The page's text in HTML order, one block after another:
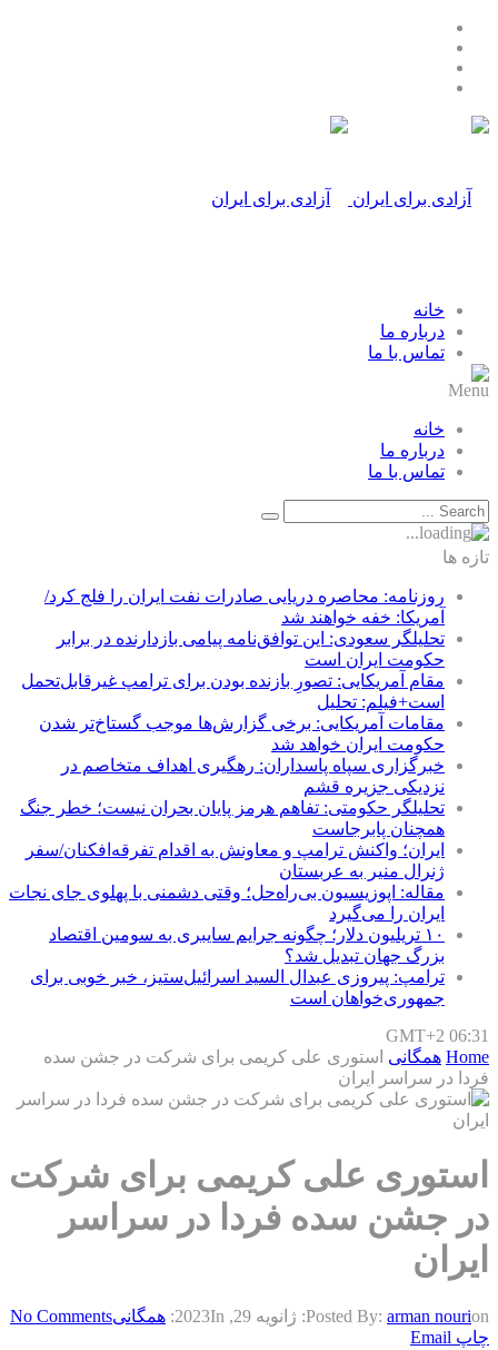
خانه
درباره ما
تماس با ما
Menu
خانه
درباره ما
تماس با ما
تازه ها
روزنامه: محاصره دریایی صادرات نفت ایران را فلج کرد/
آمریکا: خفه خواهند شد
تحلیلگر سعودی: این توافق‌نامه پیامی بازدارنده در برابر
حکومت ایران است
مقام آمریکایی: تصورِ بازنده بودن برای ترامپ غیرقابل‌تحمل
است+فیلم: تحلیل
مقامات آمریکایی: برخی گزارش‌ها موجب گستاخ‌تر شدن
حکومت ایران خواهد شد
خبرگزاری سپاه پاسداران: رهگیری اهداف متخاصم در
نزدیکی جزیره قشم
تحلیلگر حکومتی: تفاهم هرمز پایان بحران نیست؛ خطر جنگ
همچنان پابرجاست
ایران؛ واکنش ترامپ و معاونش به اقدام تفرقه‌افکنان/سفر
ژنرال منیر به عربستان
مقاله: اپوزیسیون بی‌راه‌حل؛ وقتی دشمنی با پهلوی جای نجات
ایران را می‌گیرد
۱۰ تریلیون دلار؛ چگونه جرایم سایبری به سومین اقتصاد
بزرگ جهان تبدیل شد؟
ترامپ: پیروزی عبدال السید اسرائیل‌ستیز، خبر خوبی برای
جمهوری‌خواهان است
GMT+2 06:31
Home همگانی استوری علی کریمی برای شرکت در جشن سده
فردا در سراسر ایران
استوری علی کریمی برای شرکت
در جشن سده فردا در سراسر
ایران
Posted By: arman nourion: ژانویه 29, 2023 In: همگانیNo Comments
چاپ Email